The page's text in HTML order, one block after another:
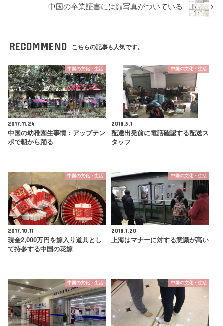
中国の卒業証書には顔写真がついている
RECOMMEND こちらの記事も人気です。
中国の文化・生活
2017.11.24
中国の幼稚園生事情：アップテン
ポで朝から踊る
中国の文化・生活
2018.3.1
配達出発前に電話確認する配送ス
タッフ
中国の文化・生活
2017.10.11
現金2,000万円を嫁入り道具とし
て持参する中国の花嫁
中国の文化・生活
2018.1.20
上海はマナーに対する意識が高い
中国の文化・生活 中国の文化・生活